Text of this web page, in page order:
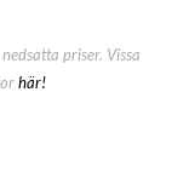
priser. Vissa
här!